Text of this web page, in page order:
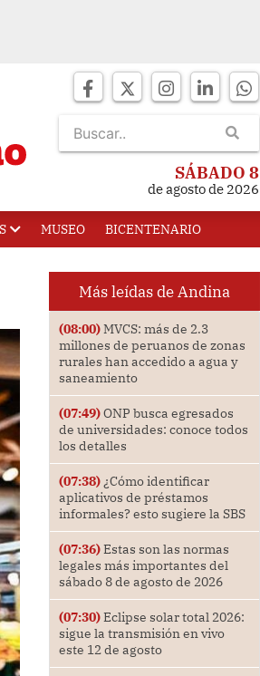
SÁBADO 8
de agosto de 2026
MUSEO BICENTENARIO
Más leídas de Andina
(08:00)MVCS: más de 2.3
millones de peruanos de zonas
rurales han accedido a agua y
saneamiento
(07:49)ONP busca egresados
de universidades: conoce todos
los detalles
(07:38)¿Cómo identificar
aplicativos de préstamos
informales? esto sugiere la SBS
(07:36)Estas son las normas
legales más importantes del
sábado 8 de agosto de 2026
(07:30)Eclipse solar total 2026:
sigue la transmisión en vivo
este 12 de agosto